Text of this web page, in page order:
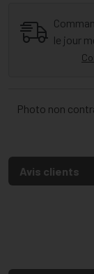
le jour
Photo non
Avis clients